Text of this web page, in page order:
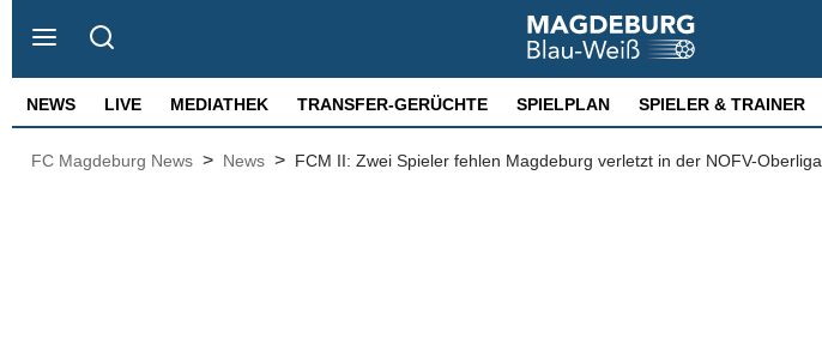
NEWS LIVE MEDIATHEK TRANSFER-GERÜCHTE SPIELPLAN SPIELER & TRAINER
FC Magdeburg News > News > FCM II: Zwei Spieler fehlen Magdeburg verletzt in der NOFV-Oberliga